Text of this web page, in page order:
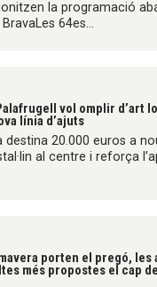
la programació
64es...
vol omplir d’art
línia d’ajuts
destina 20.000 euros a
al centre i reforça
porten el pregó,
més propostes el cap